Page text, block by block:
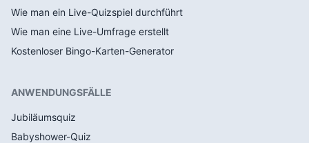
Wie man ein Live-Quizspiel durchführt
Wie man eine Live-Umfrage erstellt
Kostenloser Bingo-Karten-Generator
ANWENDUNGSFÄLLE
Jubiläumsquiz
Babyshower-Quiz